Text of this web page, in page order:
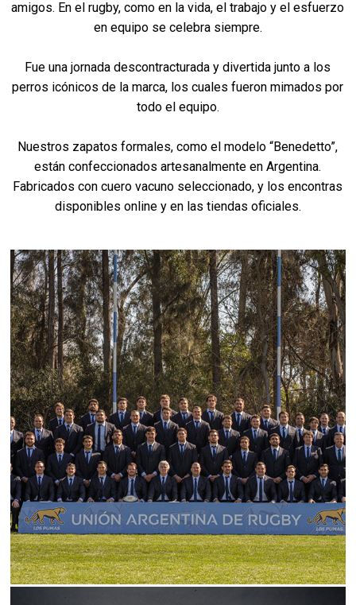
amigos. En el rugby, como en la vida, el trabajo y el esfuerzo
en equipo se celebra siempre.
Fue una jornada descontracturada y divertida junto a los
perros icónicos de la marca, los cuales fueron mimados por
todo el equipo.
Nuestros zapatos formales, como el modelo “Benedetto”,
están confeccionados artesanalmente en Argentina.
Fabricados con cuero vacuno seleccionado, y los encontras
disponibles online y en las tiendas oficiales.